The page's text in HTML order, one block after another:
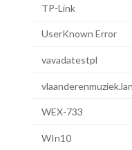
TP-Link
UserKnown Error
vavadatestpl
WEX-733
WIn10